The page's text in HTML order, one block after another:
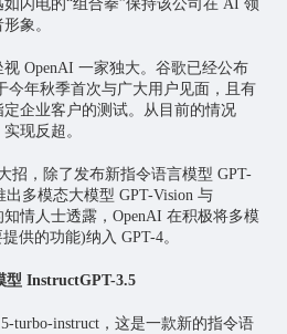
闪电的“组合拳”保持该公司在 AI 领
象。
OpenAI 一家独大。谷歌已经公布
今年秋季首次与广大用户见面，且有
企业客户的测试。从目前的情况
现反超。
招，除了发布新指令语言模型 GPT-
出多模态大模型 GPT-Vision 与
情人士透露，OpenAI 在积极将多模
供的功能)纳入 GPT-4。
型 InstructGPT-3.5
turbo-instruct，这是一款新的指令语